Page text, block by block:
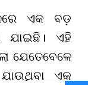
ଏକ ବଡ଼
ଯାଇଛି। ଏହି
ଯେତେବେଳେ
ଏକ